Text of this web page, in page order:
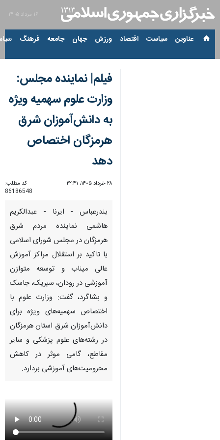
۱۶ مرداد ۱۴۰۵
عناوین‌ سیاست اقتصاد ورزش جهان جامعه فرهنگ
فیلم| نماینده مجلس:
وزارت علوم سهمیه ویژه
به دانش‌آموزان شرق
هرمزگان اختصاص
دهد
۲۸ خرداد ۱۴۰۵، ۲۲:۴۱
کد مطلب:
86186548
بندرعباس - ایرنا - عبدالکریم
هاشمی نماینده مردم شرق
هرمزگان در مجلس شورای اسلامی
با تاکید بر استقلال مراکز آموزش
عالی میناب و توسعه متوازن
آموزشی در رودان، سیریک، جاسک
و بشاگرد، گفت: وزارت علوم با
اختصاص سهمیه‌های ویژه برای
دانش‌آموزان شرق استان هرمزگان
در رشته‌های علوم پزشکی و سایر
مقاطع، گامی موثر در کاهش
محرومیت‌های آموزشی بردارد.